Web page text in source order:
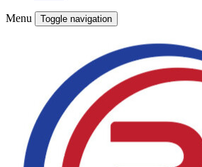
Menu Toggle navigation